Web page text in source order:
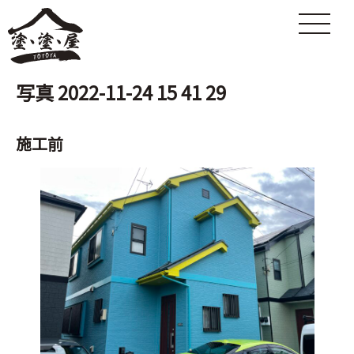
写真 2022-11-24 15 41 29
施工前